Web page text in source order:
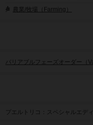
農業/牧場（Farming）
バリアブルフェーズオーダー（
プエルトリコ：スペシャルエデ